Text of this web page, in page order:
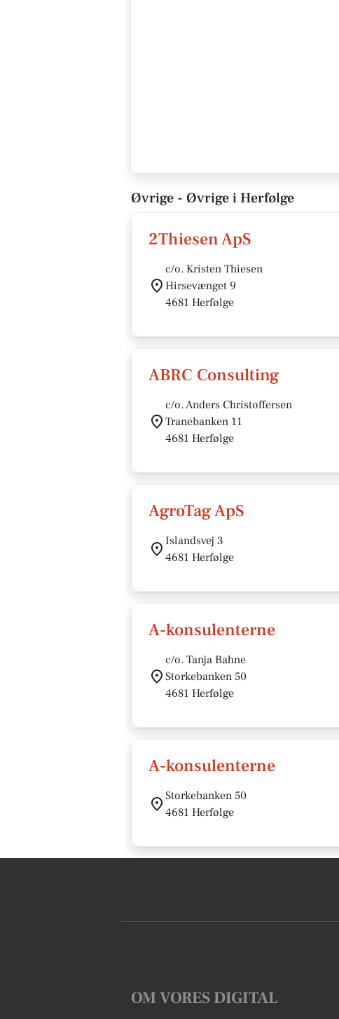
Øvrige - Øvrige i Herfølge
2Thiesen ApS
c/o. Kristen Thiesen
Hirsevænget 9
4681 Herfølge
ABRC Consulting
c/o. Anders Christoffersen
Tranebanken 11
4681 Herfølge
AgroTag ApS
Islandsvej 3
4681 Herfølge
A-konsulenterne
c/o. Tanja Bahne
Storkebanken 50
4681 Herfølge
A-konsulenterne
Storkebanken 50
4681 Herfølge
OM VORES DIGITAL